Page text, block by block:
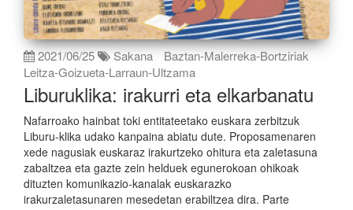
2021/06/25 Sakana
Baztan-Malerreka-Bortziriak
Leitza-Goizueta-Larraun-Ultzama
Liburuklika: irakurri eta elkarbanatu
Nafarroako hainbat toki entitateetako euskara zerbitzuk
Liburu-klika udako kanpaina abiatu dute. Proposamenaren
xede nagusiak euskaraz irakurtzeko ohitura eta zaletasuna
zabaltzea eta gazte zein helduek egunerokoan ohikoak
dituzten komunikazio-kanalak euskarazko
irakurzaletasunaren mesedetan erabiltzea dira. Parte